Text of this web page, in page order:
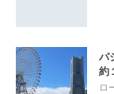
パ
約
ロ